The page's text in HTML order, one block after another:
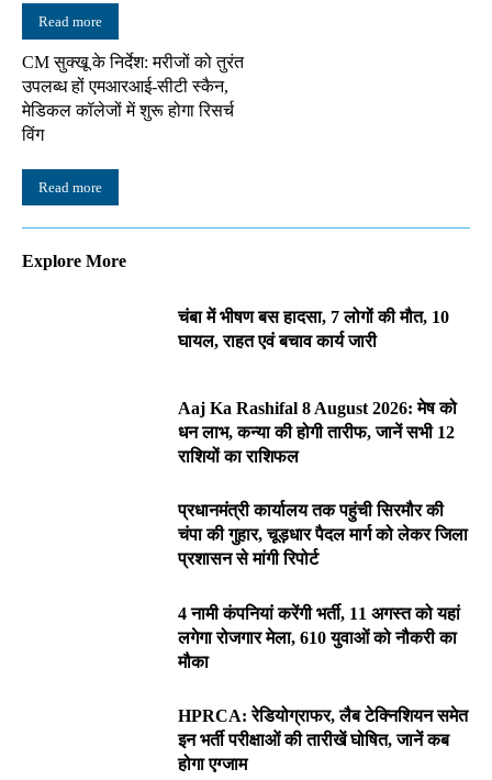
Read more
CM सुक्खू के निर्देश: मरीजों को तुरंत
उपलब्ध हों एमआरआई-सीटी स्कैन,
मेडिकल कॉलेजों में शुरू होगा रिसर्च
विंग
Read more
Explore More
चंबा में भीषण बस हादसा, 7 लोगों की मौत, 10
घायल, राहत एवं बचाव कार्य जारी
Aaj Ka Rashifal 8 August 2026: मेष को
धन लाभ, कन्या की होगी तारीफ, जानें सभी 12
राशियों का राशिफल
प्रधानमंत्री कार्यालय तक पहुंची सिरमौर की
चंपा की गुहार, चूड़धार पैदल मार्ग को लेकर जिला
प्रशासन से मांगी रिपोर्ट
4 नामी कंपनियां करेंगी भर्ती, 11 अगस्त को यहां
लगेगा रोजगार मेला, 610 युवाओं को नौकरी का
मौका
HPRCA: रेडियोग्राफर, लैब टेक्निशियन समेत
इन भर्ती परीक्षाओं की तारीखें घोषित, जानें कब
होगा एग्जाम